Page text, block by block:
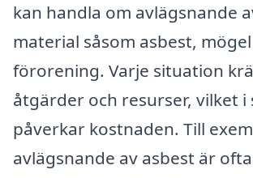
kan handla om avlägsnande
material såsom asbest,
förorening. Varje situation
åtgärder och resurser, vilket i
påverkar kostnaden. Till
avlägsnande av asbest är